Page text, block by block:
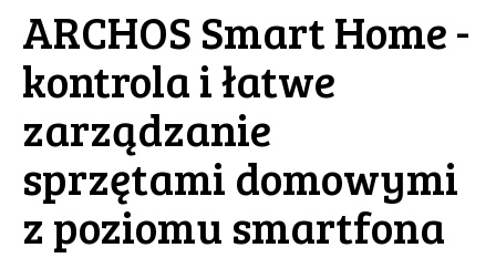
ARCHOS Smart Home -
kontrola i łatwe
zarządzanie
sprzętami domowymi
z poziomu smartfona